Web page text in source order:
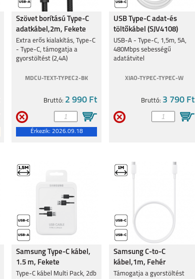
Szövet borítású Type-C
adatkábel,2m, Fekete
Extra erős kialakítás, Type-C
- Type-C, támogatja a
gyorstöltést (2,4A)
MDCU-TEXT-TYPEC2-BK
Bruttó: 2 990 Ft
Érkezik: 2026.09.18
USB Type-C adat-és
töltőkábel (SJV4108)
USB-A - Type-C, 1,5m, 5A,
480Mbps sebességű
adatátvitel
XIAO-TYPEC-TYPEC-W
Bruttó: 3 790 Ft
Samsung Type-C kábel,
1.5 m, Fekete
Type-C kábel Multi Pack, 2db
Samsung C-to-C
kábel,1m, Fehér
Támogatja a gyorstöltést